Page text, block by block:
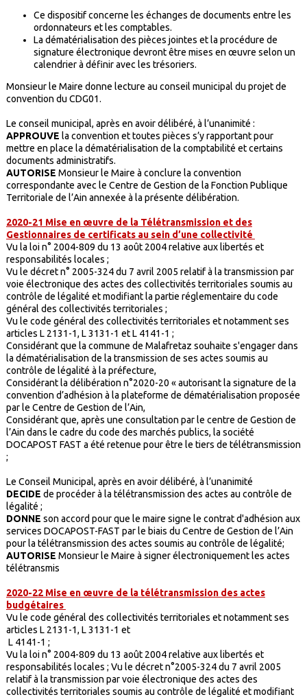
Ce dispositif concerne les échanges de documents entre les
ordonnateurs et les comptables.
La dématérialisation des pièces jointes et la procédure de
signature électronique devront être mises en œuvre selon un
calendrier à définir avec les trésoriers.
Monsieur le Maire donne lecture au conseil municipal du projet de
convention du CDG01.
Le conseil municipal, après en avoir délibéré, à l’unanimité :
APPROUVE la convention et toutes pièces s’y rapportant pour
mettre en place la dématérialisation de la comptabilité et certains
documents administratifs.
AUTORISE Monsieur le Maire à conclure la convention
correspondante avec le Centre de Gestion de la Fonction Publique
Territoriale de l’Ain annexée à la présente délibération.
2020-21 Mise en œuvre de la Télétransmission et des
Gestionnaires de certificats au sein d’une collectivité
Vu la loi n° 2004-809 du 13 août 2004 relative aux libertés et
responsabilités locales ;
Vu le décret n° 2005-324 du 7 avril 2005 relatif à la transmission par
voie électronique des actes des collectivités territoriales soumis au
contrôle de légalité et modifiant la partie réglementaire du code
général des collectivités territoriales ;
Vu le code général des collectivités territoriales et notamment ses
articles L 2131-1, L 3131-1 et L 4141-1 ;
Considérant que la commune de Malafretaz souhaite s'engager dans
la dématérialisation de la transmission de ses actes soumis au
contrôle de légalité à la préfecture,
Considérant la délibération n°2020-20 « autorisant la signature de la
convention d’adhésion à la plateforme de dématérialisation proposée
par le Centre de Gestion de l’Ain,
Considérant que, après une consultation par le centre de Gestion de
l’Ain dans le cadre du code des marchés publics, la société
DOCAPOST FAST a été retenue pour être le tiers de télétransmission
;
Le Conseil Municipal, après en avoir délibéré, à l’unanimité
DECIDE de procéder à la télétransmission des actes au contrôle de
légalité ;
DONNE son accord pour que le maire signe le contrat d'adhésion aux
services DOCAPOST-FAST par le biais du Centre de Gestion de l’Ain
pour la télétransmission des actes soumis au contrôle de légalité;
AUTORISE Monsieur le Maire à signer électroniquement les actes
télétransmis
2020-22 Mise en œuvre de la télétransmission des actes
budgétaires
Vu le code général des collectivités territoriales et notamment ses
articles L 2131-1, L 3131-1 et
L 4141-1 ;
Vu la loi n° 2004-809 du 13 août 2004 relative aux libertés et
responsabilités locales ; Vu le décret n°2005-324 du 7 avril 2005
relatif à la transmission par voie électronique des actes des
collectivités territoriales soumis au contrôle de légalité et modifiant